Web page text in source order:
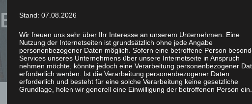
STÖBERN, WIR
Stand: 07.08.2026
Wir freuen uns sehr über Ihr Interesse an unserem Unternehmen. Eine
Nutzung der Internetseiten ist grundsätzlich ohne jede Angabe
personenbezogener Daten möglich. Sofern eine betroffene Person
Services unseres Unternehmens über unsere Internetseite in Anspruch
nehmen möchte, könnte jedoch eine Verarbeitung personenbezogener
erforderlich werden. Ist die Verarbeitung personenbezogener Daten
erforderlich und besteht für eine solche Verarbeitung keine gesetzliche
Grundlage, holen wir generell eine Einwilligung der betroffenen Person ein.